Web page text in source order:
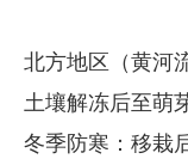
北方地区（黄河
土壤解冻后至萌
冬季防寒​​：移栽